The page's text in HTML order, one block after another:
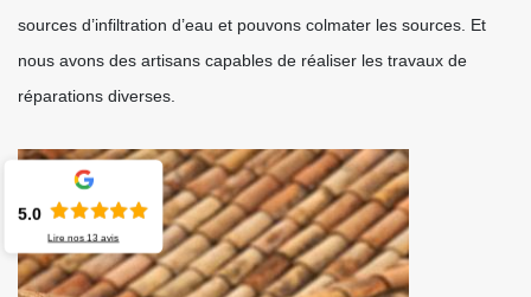
sources d’infiltration d’eau et pouvons colmater les sources. Et
nous avons des artisans capables de réaliser les travaux de
réparations diverses.
5.0
Lire nos13 avis